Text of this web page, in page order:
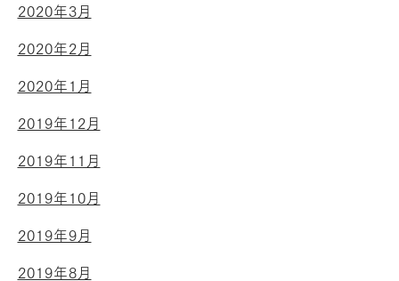
2020年3月
2020年2月
2020年1月
2019年12月
2019年11月
2019年10月
2019年9月
2019年8月